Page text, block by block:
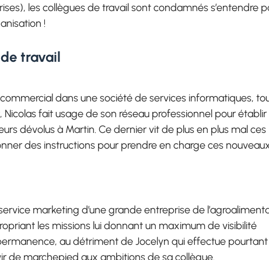
les collègues de travail sont condamnés s’entendre
!
travail
dans une société de services informatiques,
fait usage de son réseau professionnel pour
dévolus à Martin. Ce dernier vit de plus en plus mal ces
des instructions pour prendre en charge ces
marketing d’une grande entreprise de
les missions lui donnant un maximum de visibilité
au détriment de Jocelyn qui effectue pourtant
de marchepied aux ambitions de sa collègue.